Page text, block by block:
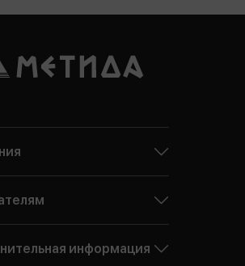
информация